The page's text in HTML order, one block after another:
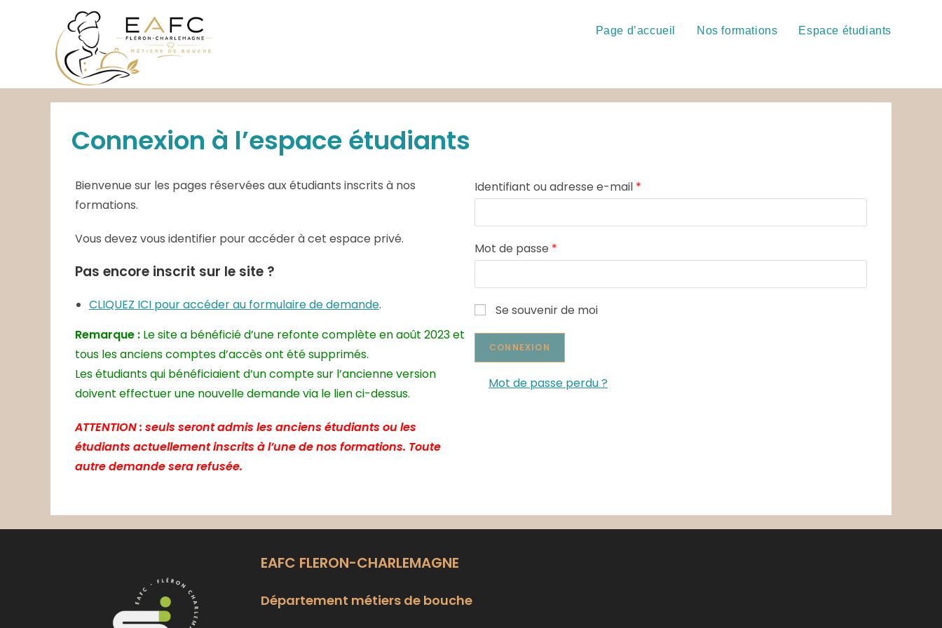
Page d’accueil Nos formations Espace étudiants
Connexion à l’espace étudiants
Bienvenue sur les pages réservées aux étudiants inscrits à nos
formations.
Vous devez vous identifier pour accéder à cet espace privé.
Pas encore inscrit sur le site ?
CLIQUEZ ICI pour accéder au formulaire de demande.
Remarque : Le site a bénéficié d’une refonte complète en août 2023 et
tous les anciens comptes d’accès ont été supprimés.
Les étudiants qui bénéficiaient d’un compte sur l’ancienne version
doivent effectuer une nouvelle demande via le lien ci-dessus.
ATTENTION : seuls seront admis les anciens étudiants ou les
étudiants actuellement inscrits à l’une de nos formations. Toute
autre demande sera refusée.
Identifiant ou adresse e-mail *
Mot de passe *
Se souvenir de moi
Mot de passe perdu ?
EAFC FLERON-CHARLEMAGNE
Département métiers de bouche